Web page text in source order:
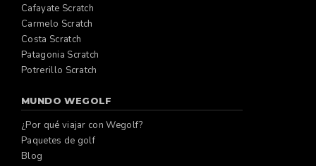
Cafayate Scratch
Carmelo Scratch
Costa Scratch
Patagonia Scratch
Potrerillo Scratch
MUNDO WEGOLF
¿Por qué viajar con Wegolf?
Paquetes de golf
Blog